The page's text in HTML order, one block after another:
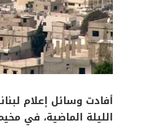
الليلة الماضية، في